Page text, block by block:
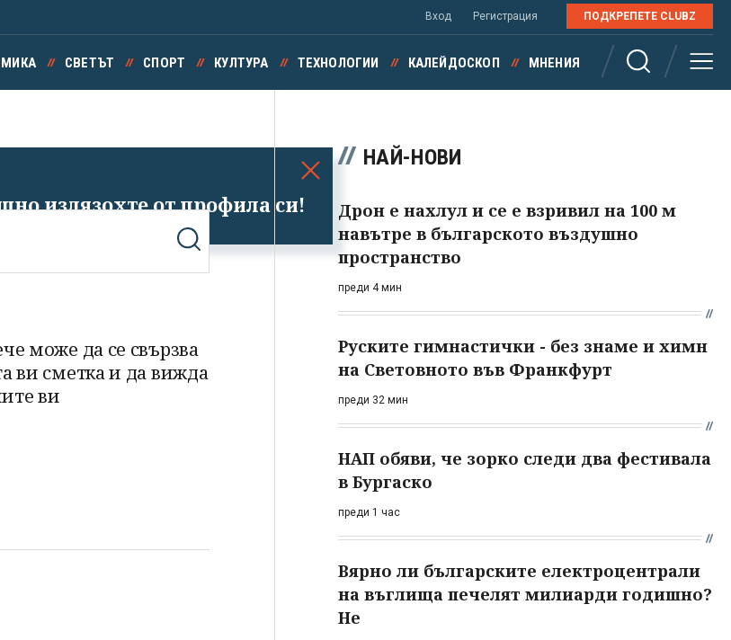
излязохте от профила си!
Вход Регистрация ПОДКРЕПЕТЕ CLUBZ
СВЕТЪТ СПОРТ КУЛТУРА ТЕХНОЛОГИИ КАЛЕЙДОСКОП МНЕНИЯ
може да се свързва
ви сметка и да вижда
ви
НАЙ-НОВИ
Дрон е нахлул и се е взривил на 100 м
навътре в българското въздушно
пространство
преди 4 мин
Руските гимнастички - без знаме и химн
на Световното във Франкфурт
преди 32 мин
НАП обяви, че зорко следи два фестивала
в Бургаско
преди 1 час
Вярно ли българските електроцентрали
на въглища печелят милиарди годишно?
Не